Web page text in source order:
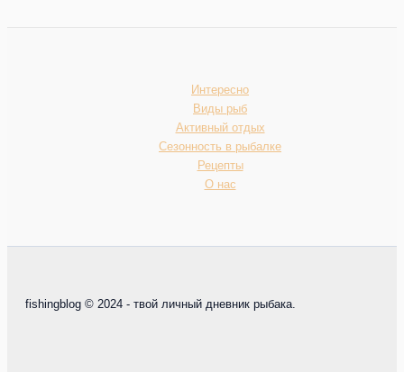
Интересно
Виды рыб
Активный отдых
Сезонность в рыбалке
Рецепты
О нас
fishingblog © 2024 - твой личный дневник рыбака.